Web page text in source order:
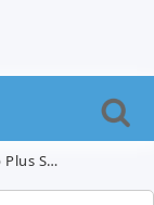
Sets im Angebot)